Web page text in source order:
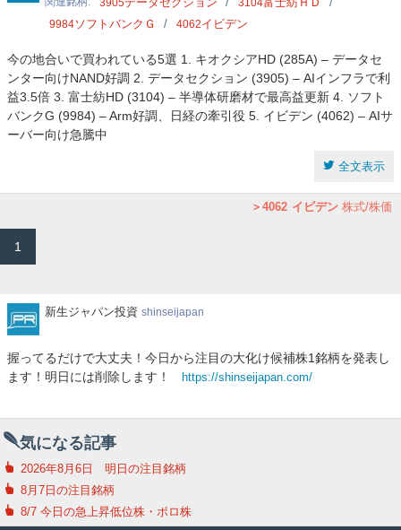
3905 3104
9984ソフトバンクＧ 4062イビデン
今の地合いで買われている5選 1. キオクシアHD (285A) – データセ
ンター向けNAND好調 2. データセクション (3905) – AIインフラで利
益3.5倍 3. 富士紡HD (3104) – 半導体研磨材で最高益更新 4. ソフト
バンクG (9984) – Arm好調、日経の牽引役 5. イビデン (4062) – AIサ
ーバー向け急騰中
全文表示
4062 イビデン 株式/株価
1
新
ャ
パ
新生ジャパン投資 shinseijapan
握ってるだけで大丈夫！今日から注目の大化け候補株1銘柄を発表し
ます！明日には削除します！
https://shinseijapan.com/
気になる記事
2026年8月6日 明日の注目銘柄
8月7日の注目銘柄
8/7 今日の急上昇低位株・ボロ株